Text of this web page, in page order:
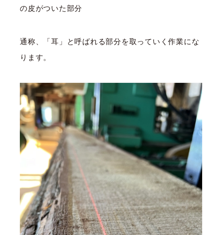
の皮がついた部分
通称、「耳」と呼ばれる部分を取っていく作業にな
ります。